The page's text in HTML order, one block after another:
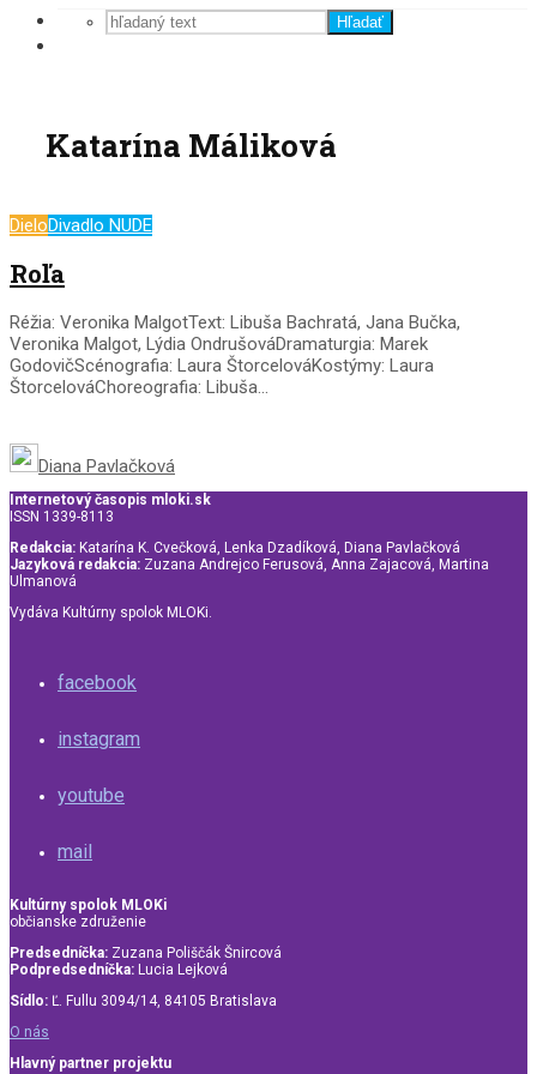
Hľadať
Katarína Máliková
DieloDivadlo NUDE
Roľa
Réžia: Veronika MalgotText: Libuša Bachratá, Jana Bučka,
Veronika Malgot, Lýdia OndrušováDramaturgia: Marek
GodovičScénografia: Laura ŠtorcelováKostýmy: Laura
ŠtorcelováChoreografia: Libuša...
Diana Pavlačková
Internetový časopis mloki.sk
ISSN 1339-8113
Redakcia: Katarína K. Cvečková, Lenka Dzadíková, Diana Pavlačková
Jazyková redakcia: Zuzana Andrejco Ferusová, Anna Zajacová, Martina
Ulmanová
Vydáva Kultúrny spolok MLOKi.
facebook
instagram
youtube
mail
Kultúrny spolok MLOKi
občianske združenie
Predsedníčka: Zuzana Poliščák Šnircová
Podpredsedníčka: Lucia Lejková
Sídlo: Ľ. Fullu 3094/14, 84105 Bratislava
O nás
Hlavný partner projektu